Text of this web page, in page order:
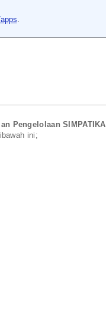
Pengelolaan SIMPATIKA
ini;